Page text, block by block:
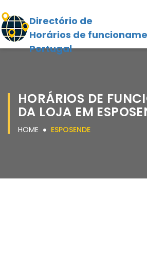
Directório de
Horários de
Portugal
HORÁRIOS DE
DA LOJA EM
HOME ESPOSENDE